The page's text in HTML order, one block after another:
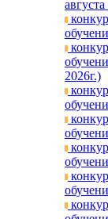
2026г.)